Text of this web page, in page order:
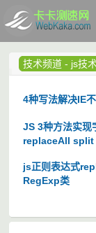
技术频道 - js技术
4种写法解决IE
JS 3种方法实
replaceAll split
js正则表达式
RegExp类